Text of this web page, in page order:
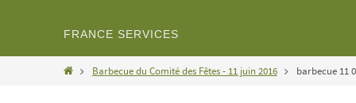
FRANCE SERVICES
HomeBarbecue du Comité des Fêtes - 11 juin 2016 barbecue 11